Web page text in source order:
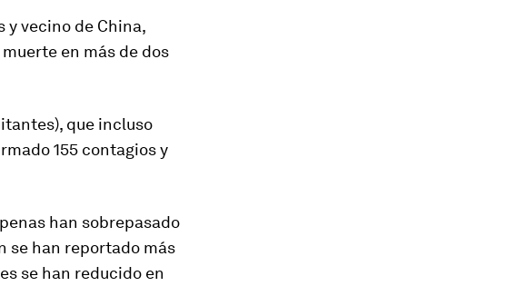
y vecino de China,
muerte en más de dos
que incluso
155 contagios y
han sobrepasado
se han reportado más
se han reducido en